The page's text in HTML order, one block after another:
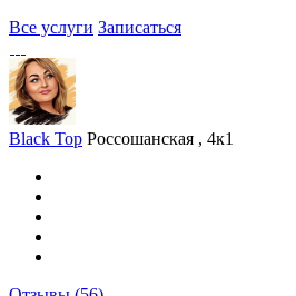
Все услуги Записаться
Black Top Россошанская , 4к1